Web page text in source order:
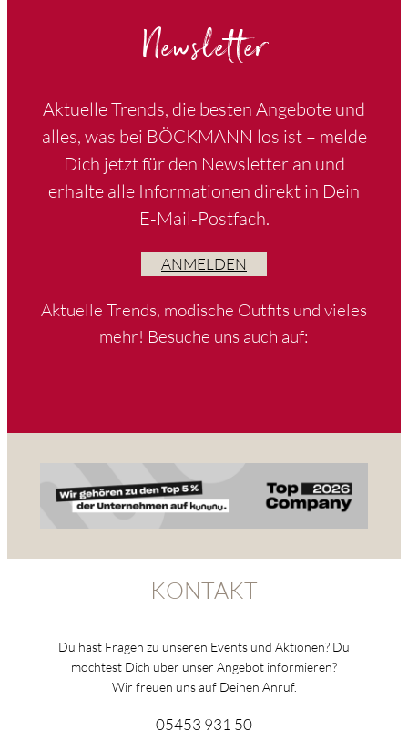
Newsletter
Aktuelle Trends, die besten Angebote und
alles, was bei BÖCKMANN los ist – melde
Dich jetzt für den Newsletter an und
erhalte alle Informationen direkt in Dein
E-Mail-Postfach.
ANMELDEN
Aktuelle Trends, modische Outfits und vieles
mehr! Besuche uns auch auf:
KONTAKT
Du hast Fragen zu unseren Events und Aktionen? Du
möchtest Dich über unser Angebot informieren?
Wir freuen uns auf Deinen Anruf.
05453 931 50